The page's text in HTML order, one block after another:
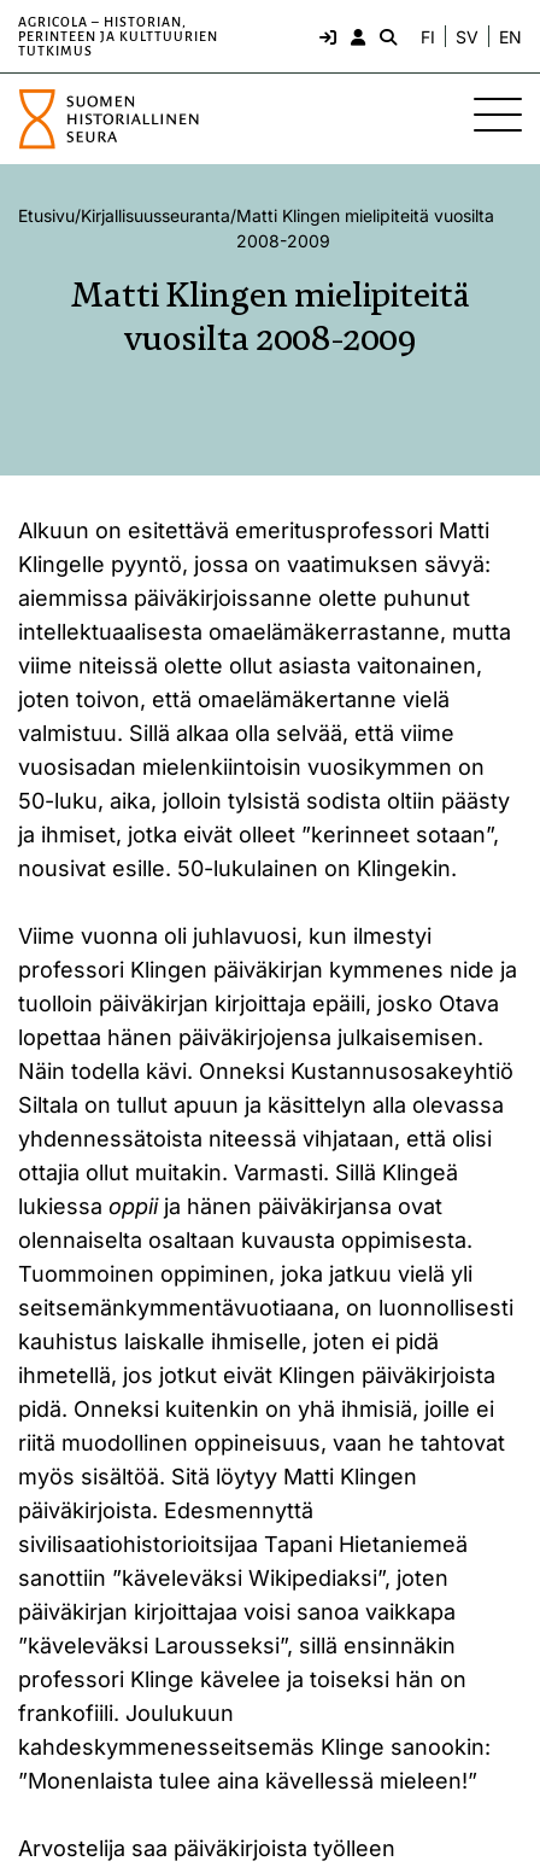
AGRICOLA – HISTORIAN,
PERINTEEN JA KULTTUURIEN
TUTKIMUS
FI SV EN
Etusivu/Kirjallisuusseuranta/Matti Klingen mielipiteitä vuosilta
2008-2009
Matti Klingen mielipiteitä
vuosilta 2008-2009
Alkuun on esitettävä emeritusprofessori Matti
Klingelle pyyntö, jossa on vaatimuksen sävyä:
aiemmissa päiväkirjoissanne olette puhunut
intellektuaalisesta omaelämäkerrastanne, mutta
viime niteissä olette ollut asiasta vaitonainen,
joten toivon, että omaelämäkertanne vielä
valmistuu. Sillä alkaa olla selvää, että viime
vuosisadan mielenkiintoisin vuosikymmen on
50-luku, aika, jolloin tylsistä sodista oltiin päästy
ja ihmiset, jotka eivät olleet ”kerinneet sotaan”,
nousivat esille. 50-lukulainen on Klingekin.
Viime vuonna oli juhlavuosi, kun ilmestyi
professori Klingen päiväkirjan kymmenes nide ja
tuolloin päiväkirjan kirjoittaja epäili, josko Otava
lopettaa hänen päiväkirjojensa julkaisemisen.
Näin todella kävi. Onneksi Kustannusosakeyhtiö
Siltala on tullut apuun ja käsittelyn alla olevassa
yhdennessätoista niteessä vihjataan, että olisi
ottajia ollut muitakin. Varmasti. Sillä Klingeä
lukiessa oppiija hänen päiväkirjansa ovat
olennaiselta osaltaan kuvausta oppimisesta.
Tuommoinen oppiminen, joka jatkuu vielä yli
seitsemänkymmentävuotiaana, on luonnollisesti
kauhistus laiskalle ihmiselle, joten ei pidä
ihmetellä, jos jotkut eivät Klingen päiväkirjoista
pidä. Onneksi kuitenkin on yhä ihmisiä, joille ei
riitä muodollinen oppineisuus, vaan he tahtovat
myös sisältöä. Sitä löytyy Matti Klingen
päiväkirjoista. Edesmennyttä
sivilisaatiohistorioitsijaa Tapani Hietaniemeä
sanottiin ”käveleväksi Wikipediaksi”, joten
päiväkirjan kirjoittajaa voisi sanoa vaikkapa
”käveleväksi Larousseksi”, sillä ensinnäkin
professori Klinge kävelee ja toiseksi hän on
frankofiili. Joulukuun
kahdeskymmenesseitsemäs Klinge sanookin:
”Monenlaista tulee aina kävellessä mieleen!”
Arvostelija saa päiväkirjoista työlleen